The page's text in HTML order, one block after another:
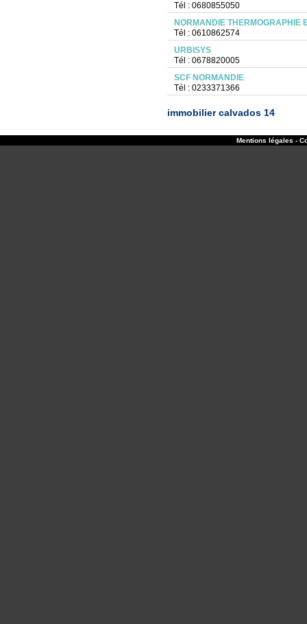
Tél : 0680855050
NORMANDIE THERMOGRAPHIE
Tél : 0610862574
URBISYS
Tél : 0678820005
SCF NORMANDIE
Tél : 0233371366
immobilier calvados 14
Mentions légales -